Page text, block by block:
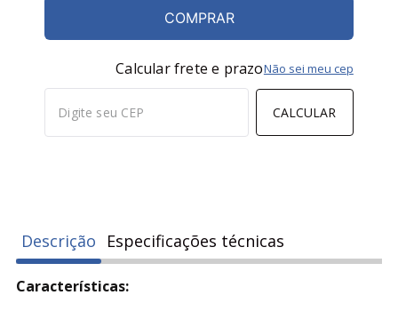
COMPRAR
Calcular frete e prazo
CALCULAR
Não sei meu cep
Descrição Especificações técnicas
Características: